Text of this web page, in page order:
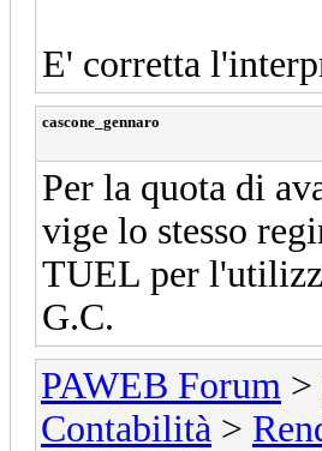
E' corretta
cascone_gennaro
Per la quota di
vige lo stesso
TUEL per
G.C.
PAWEB Forum >
Contabilità >